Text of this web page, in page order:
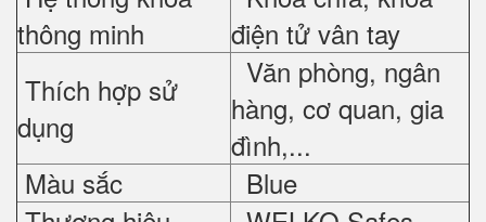
thông minh
điện tử vân tay
Thích hợp sử
dụng
Văn phòng, ngân
hàng, cơ quan, gia
đình,...
Màu sắc
Blue